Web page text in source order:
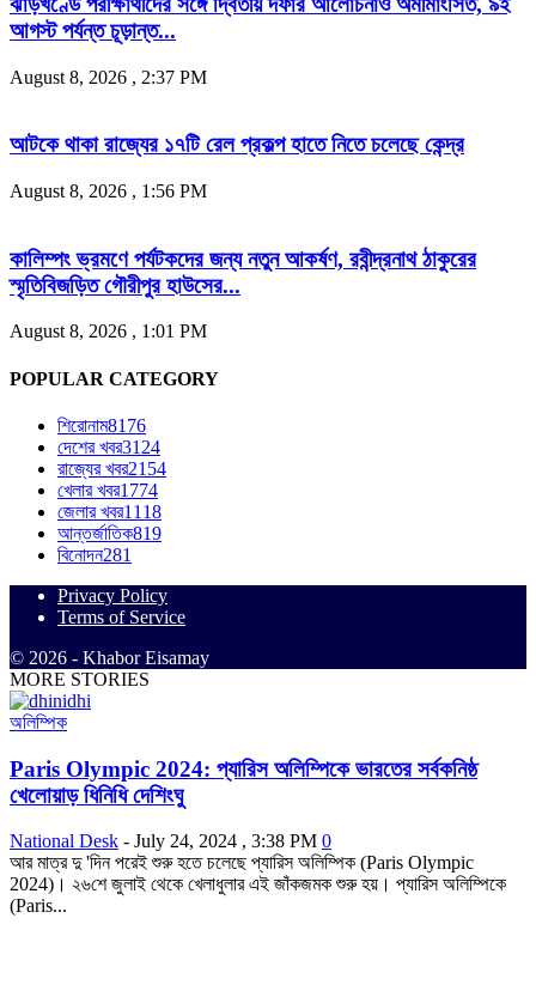
আগস্ট পর্যন্ত চূড়ান্ত...
August 8, 2026 , 2:37 PM
আটকে থাকা রাজ্যের ১৭টি রেল প্রকল্প হাতে নিতে চলেছে কেন্দ্র
August 8, 2026 , 1:56 PM
কালিম্পং ভ্রমণে পর্যটকদের জন্য নতুন আকর্ষণ, রবীন্দ্রনাথ ঠাকুরের
স্মৃতিবিজড়িত গৌরীপুর হাউসের...
August 8, 2026 , 1:01 PM
POPULAR CATEGORY
শিরোনাম8176
দেশের খবর3124
রাজ্যের খবর2154
খেলার খবর1774
জেলার খবর1118
আন্তর্জাতিক819
বিনোদন281
Privacy Policy
Terms of Service
© 2026 - Khabor Eisamay
MORE STORIES
অলিম্পিক
Paris Olympic 2024: প্যারিস অলিম্পিকে ভারতের সর্বকনিষ্ঠ
খেলোয়াড় ধিনিধি দেশিংঘু
National Desk - July 24, 2024 , 3:38 PM 0
আর মাত্র দু 'দিন পরেই শুরু হতে চলেছে প্যারিস অলিম্পিক (Paris Olympic
2024)। ২৬শে জুলাই থেকে খেলাধুলার এই জাঁকজমক শুরু হয়। প্যারিস অলিম্পিকে
(Paris...